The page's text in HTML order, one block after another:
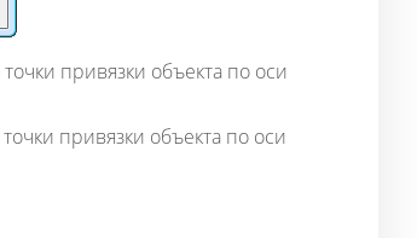
привязки объекта по оси
привязки объекта по оси